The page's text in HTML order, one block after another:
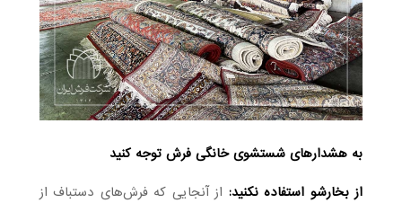
به هشدارهای شستشوی خانگی فرش توجه کنید
از بخارشو استفاده نکنید: از آنجایی که فرش‌های دستباف از